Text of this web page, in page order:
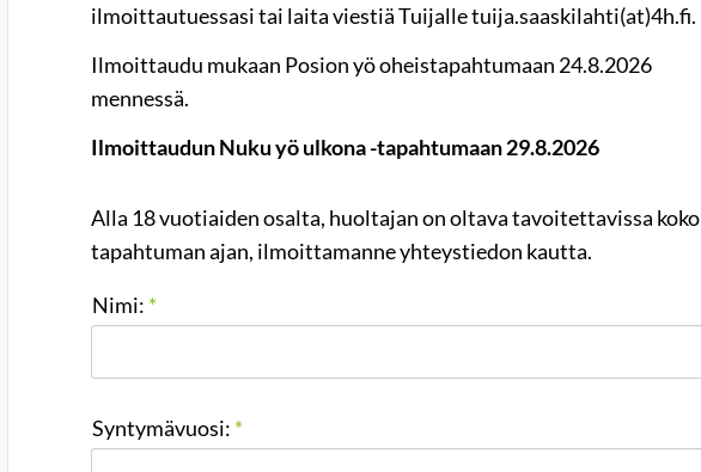
ilmoittautuessasi tai laita viestiä Tuijalle tuija.saaskilahti(at)4h.fi.
Ilmoittaudu mukaan Posion yö oheistapahtumaan 24.8.2026
mennessä.
Ilmoittaudun Nuku yö ulkona -tapahtumaan 29.8.2026
Alla 18 vuotiaiden osalta, huoltajan on oltava tavoitettavissa koko
tapahtuman ajan, ilmoittamanne yhteystiedon kautta.
Nimi: *
Syntymävuosi: *